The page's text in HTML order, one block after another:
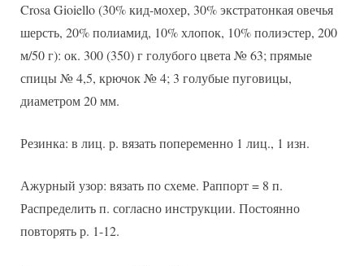
Crosa Gioiello (30% кид-мохер, 30% экстратонкая овечья
шерсть, 20% полиамид, 10% хлопок, 10% полиэстер, 200
м/50 г): ок. 300 (350) г голубого цвета № 63; прямые
спицы № 4,5, крючок № 4; 3 голубые пуговицы,
диаметром 20 мм.
Резинка: в лиц. р. вязать попеременно 1 лиц., 1 изн.
Ажурный узор: вязать по схеме. Раппорт = 8 п.
Распределить п. согласно инструкции. Постоянно
повторять р. 1-12.